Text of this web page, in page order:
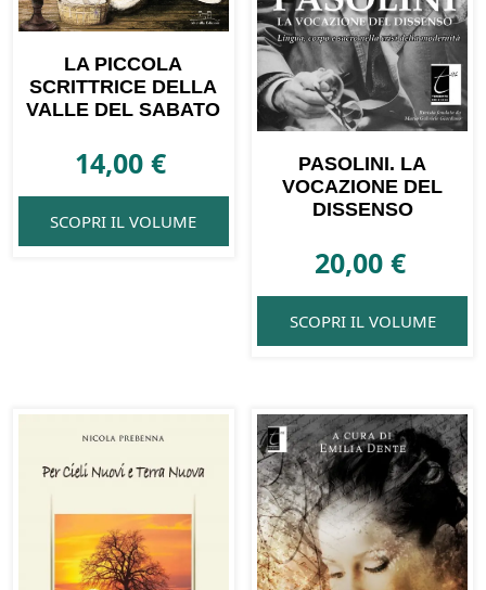
LA PICCOLA
SCRITTRICE DELLA
VALLE DEL SABATO
14,00€
SCOPRI IL VOLUME
PASOLINI. LA
VOCAZIONE DEL
DISSENSO
20,00 €
SCOPRI IL VOLUME